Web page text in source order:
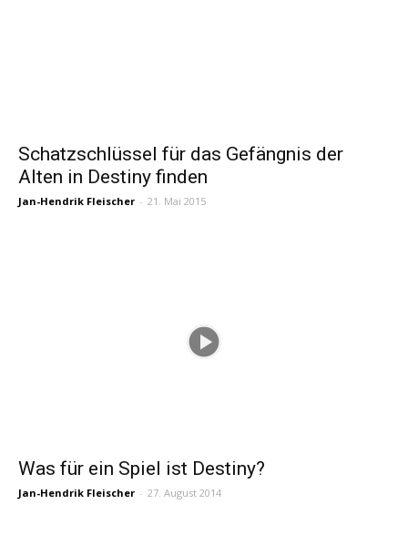
Schatzschlüssel für das Gefängnis der
Alten in Destiny finden
Jan-Hendrik Fleischer - 21. Mai 2015
Was für ein Spiel ist Destiny?
Jan-Hendrik Fleischer - 27. August 2014